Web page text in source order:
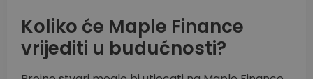
Koliko će Maple Finance
vrijediti u budućnosti?